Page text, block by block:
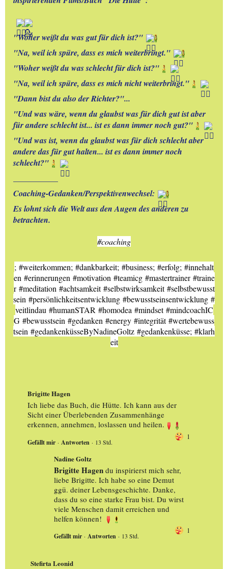
"Woher weißt du was gut für dich ist?"
"Na, weil ich spüre, dass es mich weiterbringt."
"Woher weißt du was schlecht für dich ist?"
"Na, weil ich spüre, dass es mich nicht weiterbringt."
"Dann bist du also der Richter?"...
"Und was wäre, wenn du glaubst was für dich gut ist aber
für andere schlecht ist... ist es dann immer noch gut?"
"Und was ist, wenn du glaubst was für dich schlecht aber
andere das für gut halten... ist es dann immer noch
schlecht?"
Coaching-Gedanken/Perspektivenwechsel:
Es lohnt sich die Welt aus den Augen des anderen zu
betrachten.
#coaching
; #weiterkommen; #dankbarkeit; #business; #erfolg; #innehalt
en #erinnerungen #motivation #teamicg #mastertrainer #traine
r #meditation #achtsamkeit #selbstwirksamkeit #selbstbewusst
sein #persönlichkeitsentwicklung #bewusstseinsentwicklung #
veitlindau #humanSTAR #homodea #mindset #mindcoachIC
G #bewusstsein #gedanken #energy #integrität #wertebewuss
tsein #gedankenküsseByNadineGoltz #gedankenküsse; #klarh
eit
Brigitte Hagen
Ich liebe das Buch, die Hütte. Ich kann aus der
Sicht einer Überlebenden Zusammenhänge
erkennen, annehmen, loslassen und heilen.
1
Gefällt mir · Antworten · 13 Std.
Nadine Goltz
Brigitte Hagen du inspirierst mich sehr,
liebe Brigitte. Ich habe so eine Demut
ggü. deiner Lebensgeschichte. Danke,
dass du so eine starke Frau bist. Du wirst
viele Menschen damit erreichen und
helfen können!
1
Gefällt mir · Antworten · 13 Std.
Stefirta Leonid